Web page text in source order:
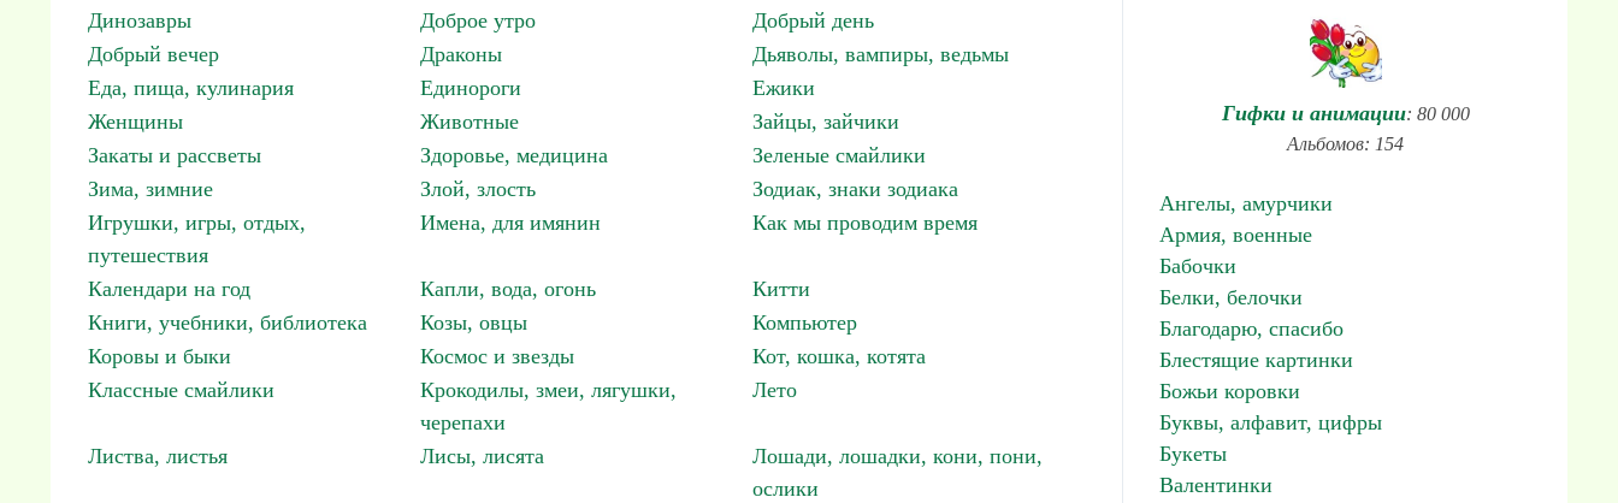
Динозавры
Доброе утро
Добрый день
Добрый вечер
Драконы
Дьяволы, вампиры, ведьмы
Еда, пища, кулинария
Единороги
Ежики
Женщины
Животные
Зайцы, зайчики
Закаты и рассветы
Здоровье, медицина
Зеленые смайлики
Зима, зимние
Злой, злость
Зодиак, знаки зодиака
Игрушки, игры, отдых,
путешествия
Имена, для имянин Как мы проводим время
Календари на год Капли, вода, огонь
Китти
Книги, учебники, библиотека
Козы, овцы
Компьютер
Коровы и быки
Космос и звезды
Кот, кошка, котята
Классные смайлики
Крокодилы, змеи, лягушки,
черепахи
Лето
Листва, листья Лисы, лисята
Лошади, лошадки, кони, пони,
ослики
Гифки и анимации: 80 000
Альбомов: 154
Ангелы, амурчики
Армия, военные
Бабочки
Белки, белочки
Благодарю, спасибо
Блестящие картинки
Божьи коровки
Буквы, алфавит, цифры
Букеты
Валентинки